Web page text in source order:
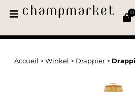
0
Accueil > Winkel > Drappier >